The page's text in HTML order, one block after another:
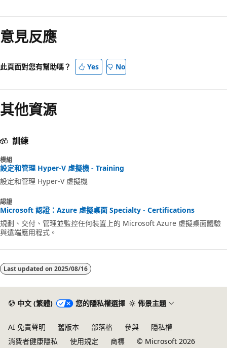
意見反應
此頁面對您有幫助嗎？ Yes No
其他資源
訓練
模組
設定和管理 Hyper-V 虛擬機 - Training
設定和管理 Hyper-V 虛擬機
認證
Microsoft 認證：Azure 虛擬桌面 Specialty - Certifications
規劃、交付、管理並監控任何裝置上的 Microsoft Azure 虛擬桌面體驗
與遠端應用程式。
Last updated on 2025/08/16
中文 (繁體) 您的隱私權選擇 佈景主題
AI 免責聲明 舊版本 部落格 參與
隱私權
消費者健康隱私
使用規定 商標 © Microsoft 2026